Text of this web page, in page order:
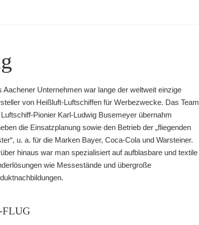
Aachener Unternehmen war lange der weltweit einzige
von Heißluft-Luftschiffen für Werbezwecke. Das Team
Pionier Karl-Ludwig Busemeyer übernahm
die Einsatzplanung sowie den Betrieb der „fliegenden
u. a. für die Marken Bayer, Coca-Cola und Warsteiner.
hinaus war man spezialisiert auf aufblasbare und textile
wie Messestände und übergroße
FLUG